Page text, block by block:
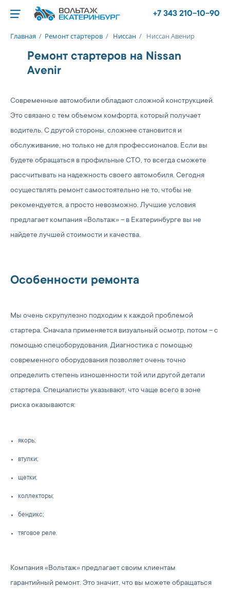
+7 343 210-10-90
Главная / Ремонт стартеров / Ниссан / Ниссан Авенир
Ремонт стартеров на Nissan
Avenir
Современные автомобили обладают сложной конструкцией.
Это связано с тем объемом комфорта, который получает
водитель. С другой стороны, сложнее становится и
обслуживание, но только не для профессионалов. Если вы
будете обращаться в профильные СТО, то всегда сможете
рассчитывать на надежность своего автомобиля. Сегодня
осуществлять ремонт самостоятельно не то, чтобы не
рекомендуется, а просто невозможно. Лучшие условия
предлагает компания «Вольтаж» – в Екатеринбурге вы не
найдете лучшей стоимости и качества.
Особенности ремонта
Мы очень скрупулезно подходим к каждой проблемой
стартера. Сначала применяется визуальный осмотр, потом – с
помощью спецоборудования. Диагностика с помощью
современного оборудования позволяет очень точно
определить степень изношенности той или другой детали
стартера. Специалисты указывают, что чаще всего в зоне
риска оказываются:
якорь;
втулки;
щетки;
коллекторы;
бендикс;
тяговое реле.
Компания «Вольтаж» предлагает своим клиентам
гарантийный ремонт. Это значит, что вы можете обращаться